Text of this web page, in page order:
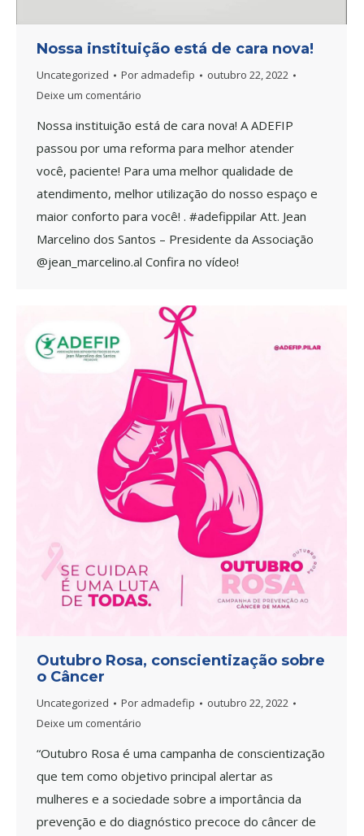
Nossa instituição está de cara nova!
Uncategorized Por admadefip
outubro 22, 2022
Deixe um comentário
Nossa instituição está de cara nova! A ADEFIP
passou por uma reforma para melhor atender
você, paciente! Para uma melhor qualidade de
atendimento, melhor utilização do nosso espaço e
maior conforto para você! . #adefippilar Att. Jean
Marcelino dos Santos – Presidente da Associação
@jean_marcelino.al Confira no vídeo!
Outubro Rosa, conscientização sobre
o Câncer
Uncategorized Por admadefip
outubro 22, 2022
Deixe um comentário
“Outubro Rosa é uma campanha de conscientização
que tem como objetivo principal alertar as
mulheres e a sociedade sobre a importância da
prevenção e do diagnóstico precoce do câncer de